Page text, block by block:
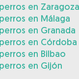
en Zaragoza
en Málaga
en Granada
en Córdoba
en Bilbao
en Gijón